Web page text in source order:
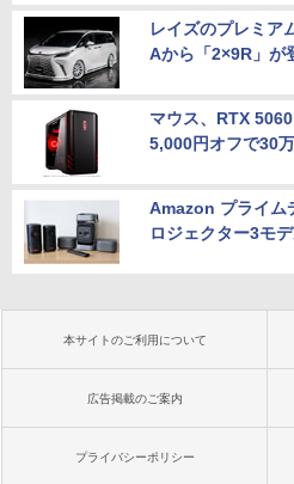
レイズのプレミア
Aから「2×9R」が
マウス、RTX
5,000円オフで30
Amazon プライム
ロジェクター3モ
本サイトのご利用について
広告掲載のご案内
プライバシーポリシー